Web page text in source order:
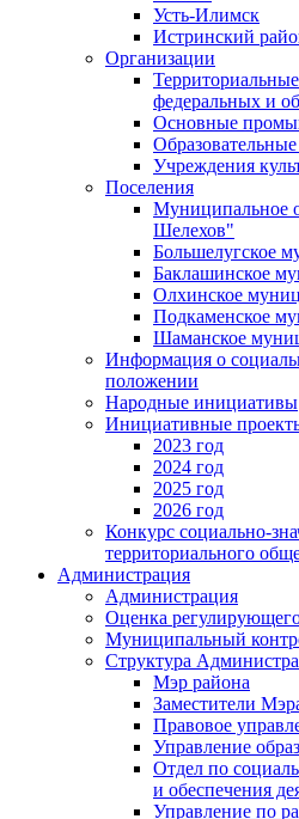
Усть-Илимск
Истринский
Организации
федеральных и
Основные
Учреждения
Поселения
Муниципальное
Шелехов"
Большелугское
Баклашинское
Олхинское
Подкаменское
Шаманское
Информация о
положении
Народные инициативы
Инициативные
2023 год
2024 год
2025 год
2026 год
Конкурс социально-
территориального
Администрация
Администрация
Оценка
Муниципальный
Структура
Мэр района
Заместители
Правовое
Управление
Отдел по
и обеспечения
Управление по